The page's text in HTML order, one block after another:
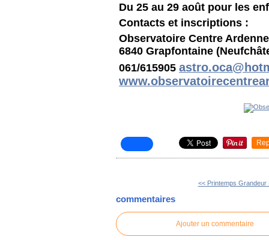
Du 25 au 29 août pour les
Contacts et inscriptions :
Observatoire Centre
6840 Grapfontaine
061/615905
<< Printemps Grandeur
commentaires
Ajouter un commentaire